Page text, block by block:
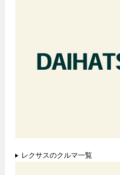
レクサスのクルマ一覧